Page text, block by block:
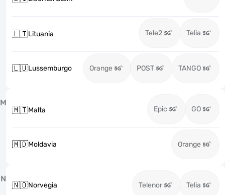
🇱🇹Lituania Tele2 Telia
🇱🇺Lussemburgo Orange POST TANGO
M
🇲🇹Malta Epic GO
🇲🇩Moldavia Orange
N
🇳🇴Norvegia Telenor Telia